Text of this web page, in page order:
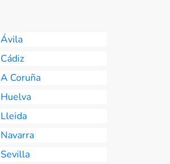
Ávila
Cádiz
A Coruña
Huelva
Lleida
Navarra
Sevilla